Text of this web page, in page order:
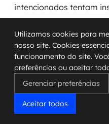
intencionados tentam
visitar uma página ou
inofensivo para que um
no seu aparelho. Por
com os sites que
O que devo fazer
Utilizamos cookies para
nosso site. Cookies
funcionamento do site.
preferências ou aceitar
Gerenciar preferências
Aceitar todos